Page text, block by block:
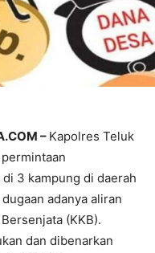
– Kapolres Teluk
3 kampung di daerah
adanya aliran
(KKB).
dan dibenarkan